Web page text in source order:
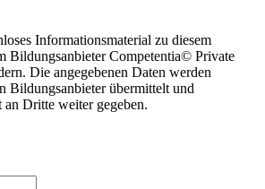
Informationsmaterial zu diesem
Bildungsanbieter Competentia© Private
Die angegebenen Daten werden
Bildungsanbieter übermittelt und
Dritte weiter gegeben.